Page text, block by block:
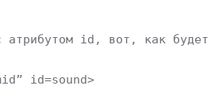
id, вот, как будет
id=sound>